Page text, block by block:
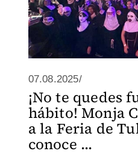
07.08.2025/
¡No te quedes
hábito! Monja
a la Feria de
conoce ...